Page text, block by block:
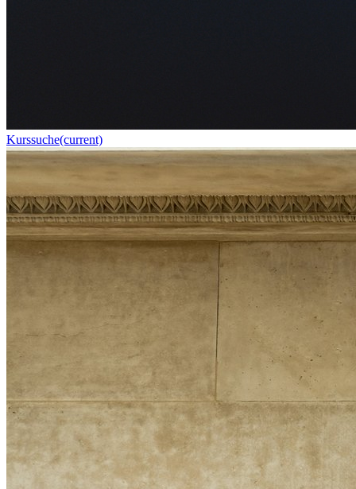
Kurssuche(current)